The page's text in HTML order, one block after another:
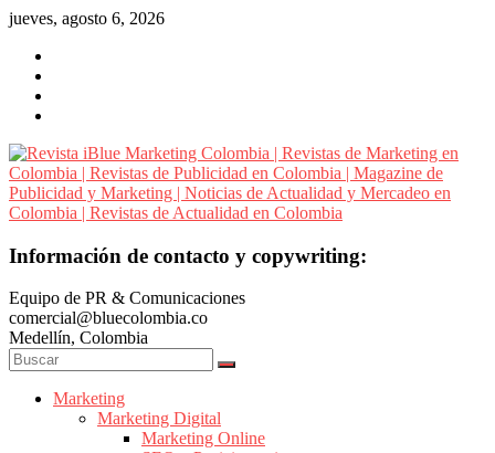
Saltar
contenido
jueves, agosto 6, 2026
Revista
Marketing
Colombia
|
Revistas
Marketing
Información de contacto y copywriting:
Equipo de PR & Comunicaciones
comercial@bluecolombia.co
Medellín, Colombia
Marketing
Marketing Digital
Marketing Online